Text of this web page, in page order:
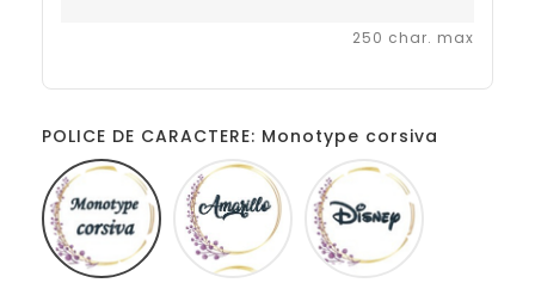
250 char. max
POLICE DE CARACTERE: Monotype corsiva
Monotype
corsiva
Amarillo